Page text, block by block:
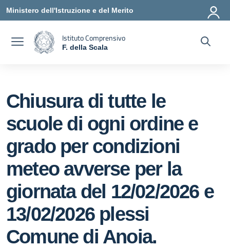
Vai ai contenuti
Vai al menu di navigazione
Vai al footer
Ministero dell'Istruzione e del Merito
Istituto Comprensivo
F. della Scala
Chiusura di tutte le
scuole di ogni ordine e
grado per condizioni
meteo avverse per la
giornata del 12/02/2026 e
13/02/2026 plessi
Comune di Anoia.